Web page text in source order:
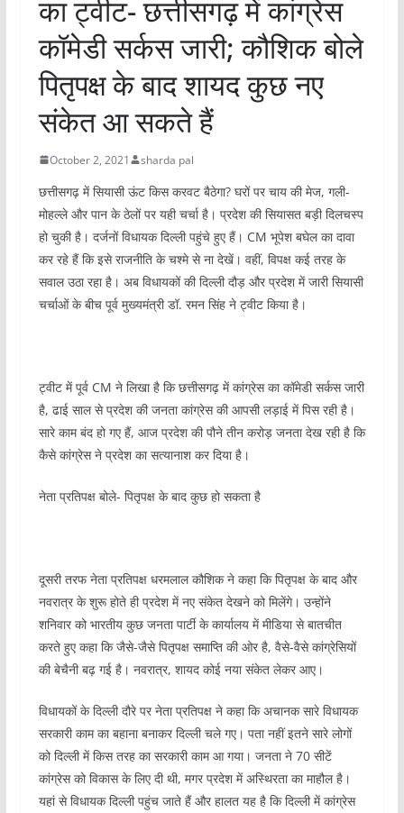
का ट्वीट- छत्तीसगढ़ में कांग्रेस
कॉमेडी सर्कस जारी; कौशिक बोले
पितृपक्ष के बाद शायद कुछ नए
संकेत आ सकते हैं
October 2, 2021 sharda pal
छत्तीसगढ़ में सियासी ऊंट किस करवट बैठेगा? घरों पर चाय की मेज, गली-
मोहल्ले और पान के ठेलों पर यही चर्चा है। प्रदेश की सियासत बड़ी दिलचस्प
हो चुकी है। दर्जनों विधायक दिल्ली पहुंचे हुए हैं। CM भूपेश बघेल का दावा
कर रहे हैं कि इसे राजनीति के चश्मे से ना देखें। वहीं, विपक्ष कई तरह के
सवाल उठा रहा है। अब विधायकों की दिल्ली दौड़ और प्रदेश में जारी सियासी
चर्चाओं के बीच पूर्व मुख्यमंत्री डॉ. रमन सिंह ने ट्वीट किया है।
ट्वीट में पूर्व CM ने लिखा है कि छत्तीसगढ़ में कांग्रेस का कॉमेडी सर्कस जारी
है, ढाई साल से प्रदेश की जनता कांग्रेस की आपसी लड़ाई में पिस रही है।
सारे काम बंद हो गए हैं, आज प्रदेश की पौने तीन करोड़ जनता देख रही है कि
कैसे कांग्रेस ने प्रदेश का सत्यानाश कर दिया है।
नेता प्रतिपक्ष बोले- पितृपक्ष के बाद कुछ हो सकता है
दूसरी तरफ नेता प्रतिपक्ष धरमलाल कौशिक ने कहा कि पितृपक्ष के बाद और
नवरात्र के शुरू होते ही प्रदेश में नए संकेत देखने को मिलेंगे। उन्होंने
शनिवार को भारतीय कुछ जनता पार्टी के कार्यालय में मीडिया से बातचीत
करते हुए कहा कि जैसे-जैसे पितृपक्ष समाप्ति की ओर है, वैसे-वैसे कांग्रेसियों
की बेचैनी बढ़ गई है। नवरात्र, शायद कोई नया संकेत लेकर आए।
विधायकों के दिल्ली दौरे पर नेता प्रतिपक्ष ने कहा कि अचानक सारे विधायक
सरकारी काम का बहाना बनाकर दिल्ली चले गए। पता नहीं इतने सारे लोगों
को दिल्ली में किस तरह का सरकारी काम आ गया। जनता ने 70 सीटें
कांग्रेस को विकास के लिए दी थी, मगर प्रदेश में अस्थिरता का माहौल है।
यहां से विधायक दिल्ली पहुंच जाते हैं और हालत यह है कि दिल्ली में कांग्रेस